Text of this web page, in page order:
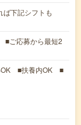
下記シフトも
■ご応募から最短2
OK ■扶養内OK ■